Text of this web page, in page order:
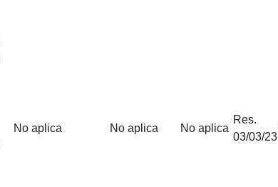
No aplica No aplica No aplica
Res.
03/03/23